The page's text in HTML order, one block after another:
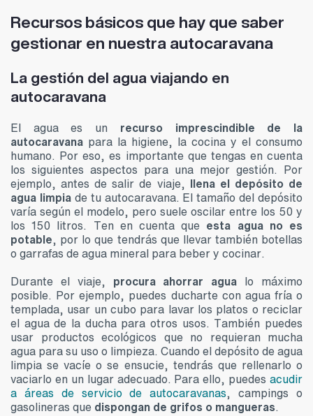
Recursos básicos que hay que saber
gestionar en nuestra autocaravana
La gestión del agua viajando en
autocaravana
El agua es un recurso imprescindible de la
autocaravana para la higiene, la cocina y el consumo
humano. Por eso, es importante que tengas en cuenta
los siguientes aspectos para una mejor gestión. Por
ejemplo, antes de salir de viaje, llena el depósito de
agua limpiade tu autocaravana. El tamaño del depósito
varía según el modelo, pero suele oscilar entre los 50 y
los 150 litros. Ten en cuenta que esta agua no es
potable, por lo que tendrás que llevar también botellas
o garrafas de agua mineral para beber y cocinar.
Durante el viaje, procura ahorrar agua lo máximo
posible. Por ejemplo, puedes ducharte con agua fría o
templada, usar un cubo para lavar los platos o reciclar
el agua de la ducha para otros usos. También puedes
usar productos ecológicos que no requieran mucha
agua para su uso o limpieza. Cuando el depósito de agua
limpia se vacíe o se ensucie, tendrás que rellenarlo o
vaciarlo en un lugar adecuado. Para ello, puedes acudir
a áreas de servicio de autocaravanas, campings o
gasolineras que dispongan de grifos o mangueras.